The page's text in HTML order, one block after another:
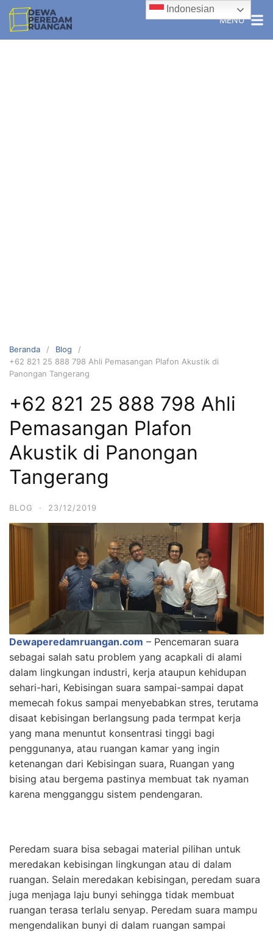
MENU
Beranda
Blog
+62 821 25 888 798 Ahli Pemasangan Plafon Akustik di
Panongan Tangerang
+62 821 25 888 798 Ahli
Pemasangan Plafon
Akustik di Panongan
Tangerang
BLOG · 23/12/2019
Dewaperedamruangan.com – Pencemaran suara
sebagai salah satu problem yang acapkali di alami
dalam lingkungan industri, kerja ataupun kehidupan
sehari-hari, Kebisingan suara sampai-sampai dapat
memecah fokus sampai menyebabkan stres, terutama
disaat kebisingan berlangsung pada termpat kerja
yang mana menuntut konsentrasi tinggi bagi
penggunanya, atau ruangan kamar yang ingin
ketenangan dari Kebisingan suara, Ruangan yang
bising atau bergema pastinya membuat tak nyaman
karena mengganggu sistem pendengaran.
Peredam suara bisa sebagai material pilihan untuk
meredakan kebisingan lingkungan atau di dalam
ruangan. Selain meredakan kebisingan, peredam suara
juga menjaga laju bunyi sehingga tidak membuat
ruangan terasa terlalu senyap. Peredam suara mampu
mengendalikan bunyi di dalam ruangan sampai
Indonesian